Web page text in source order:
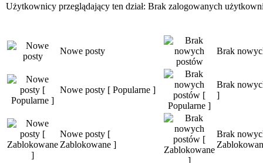
Użytkownicy przeglądający ten dział: Brak zalogowanych
Nowe posty Brak
Nowe posty [ Popularne ]
Brak
]
Nowe posty [
Zablokowane ]
Brak